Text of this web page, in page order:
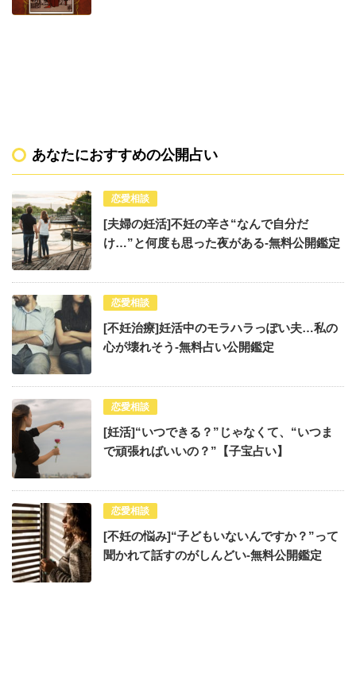
あなたにおすすめの公開占い
恋愛相談
[夫婦の妊活]不妊の辛さ“なんで自分だ
け…”と何度も思った夜がある-無料公開鑑定
恋愛相談
[不妊治療]妊活中のモラハラっぽい夫…私の
心が壊れそう-無料占い公開鑑定
恋愛相談
[妊活]“いつできる？”じゃなくて、“いつま
で頑張ればいいの？”【子宝占い】
恋愛相談
[不妊の悩み]“子どもいないんですか？”って
聞かれて話すのがしんどい-無料公開鑑定